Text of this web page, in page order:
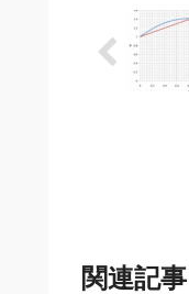
関連記事